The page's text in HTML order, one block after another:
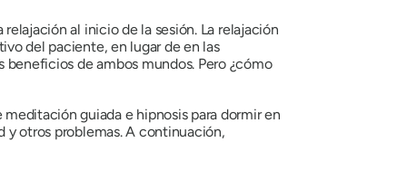
al inicio de la sesión. La relajación
del paciente, en lugar de en las
de ambos mundos. Pero ¿cómo
guiada e hipnosis para dormir en
y otros problemas. A continuación,